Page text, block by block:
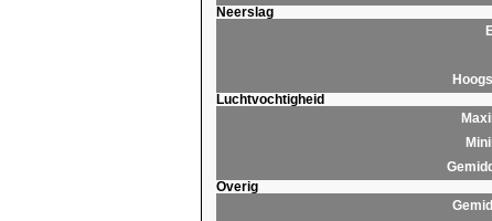
Neerslag
Luchtvochtigheid
Overig